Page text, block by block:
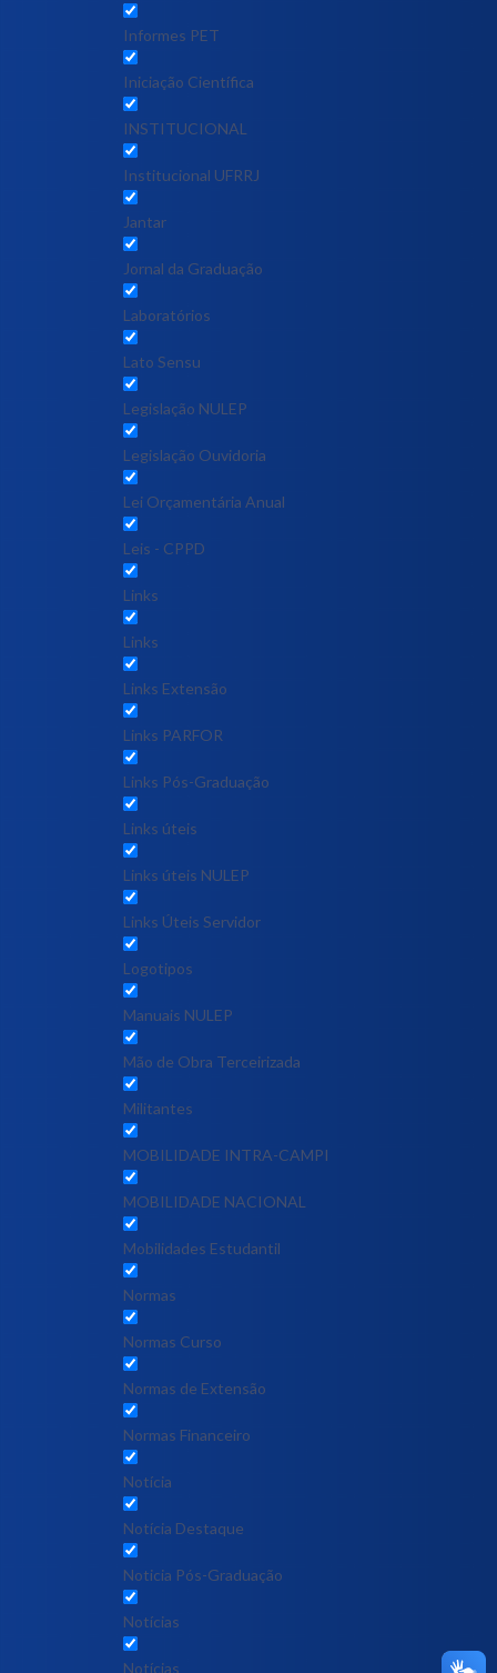
Informes PET
Iniciação Científica
INSTITUCIONAL
Institucional UFRRJ
Jantar
Jornal da Graduação
Laboratórios
Lato Sensu
Legislação NULEP
Legislação Ouvidoria
Lei Orçamentária Anual
Leis - CPPD
Links
Links
Links Extensão
Links PARFOR
Links Pós-Graduação
Links úteis
Links úteis NULEP
Links Úteis Servidor
Logotipos
Manuais NULEP
Mão de Obra Terceirizada
Militantes
MOBILIDADE INTRA-CAMPI
MOBILIDADE NACIONAL
Mobilidades Estudantil
Normas
Normas Curso
Normas de Extensão
Normas Financeiro
Notícia
Notícia Destaque
Noticia Pós-Graduação
Notícias
Notícias